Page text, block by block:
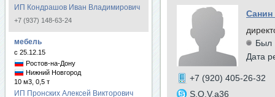
ИП Кондрашов Иван Владимирович
+7 (937) 148-63-24
мебель
с 25.12.15
Ростов-на-Дону
Нижний Новгород
10 м3, 0,5 т
ИП Пронских Алексей Викторович
Был
Дата
+7 (920) 405-26-32
S.O.V.a36